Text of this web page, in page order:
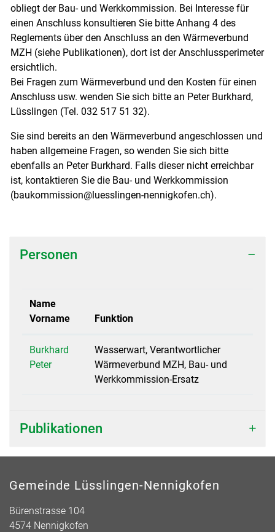
obliegt der Bau- und Werkkommission. Bei Interesse für
einen Anschluss konsultieren Sie bitte Anhang 4 des
Reglements über den Anschluss an den Wärmeverbund
MZH (siehe Publikationen), dort ist der Anschlussperimeter
ersichtlich.
Bei Fragen zum Wärmeverbund und den Kosten für einen
Anschluss usw. wenden Sie sich bitte an Peter Burkhard,
Lüsslingen (Tel. 032 517 51 32).
Sie sind bereits an den Wärmeverbund angeschlossen und
haben allgemeine Fragen, so wenden Sie sich bitte
ebenfalls an Peter Burkhard. Falls dieser nicht erreichbar
ist, kontaktieren Sie die Bau- und Werkkommission
(baukommission@luesslingen-nennigkofen.ch).
Zugehörige Objekte
Personen
Name
Vorname
Funktion
Burkhard
Peter
Wasserwart, Verantwortlicher
Wärmeverbund MZH, Bau- und
Werkkommission-Ersatz
Publikationen
Gemeinde Lüsslingen-Nennigkofen
Bürenstrasse 104
4574 Nennigkofen